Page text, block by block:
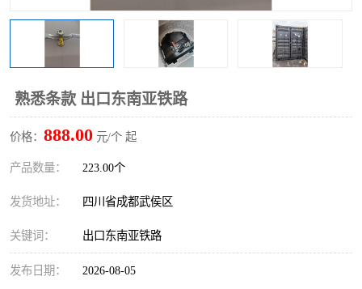
熟悉条款 出口东南亚铁路
价格： 888.00 元/个 起
产品数量： 223.00个
发货地址： 四川省成都武侯区
关键词： 出口东南亚铁路
发布日期： 2026-08-05